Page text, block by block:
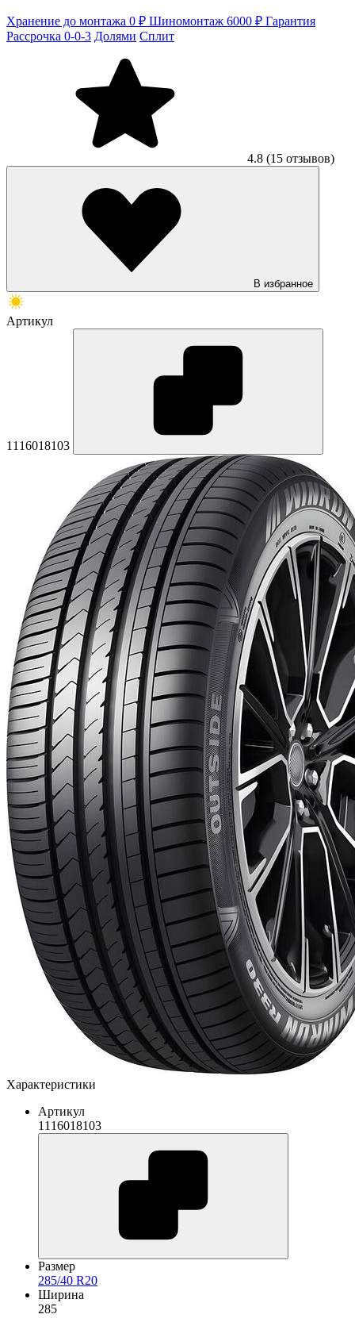
Хранение до монтажа 0 ₽ Шиномонтаж 6000 ₽ Гарантия
Рассрочка 0-0-3 Долями Сплит
4.8 (15 отзывов)
В избранное
Артикул
1116018103
Характеристики
Артикул
1116018103
Размер
285/40 R20
Ширина
285